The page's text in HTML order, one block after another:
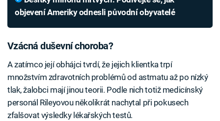
objevení Ameriky odnesli původní obyvatelé
Vzácná duševní choroba?
A zatímco její obhájci tvrdí, že jejich klientka trpí
množstvím zdravotních problémů od astmatu až po nízký
tlak, žalobci mají jinou teorii. Podle nich totiž medicínský
personál Rileyovou několikrát nachytal při pokusech
zfalšovat výsledky lékařských testů.